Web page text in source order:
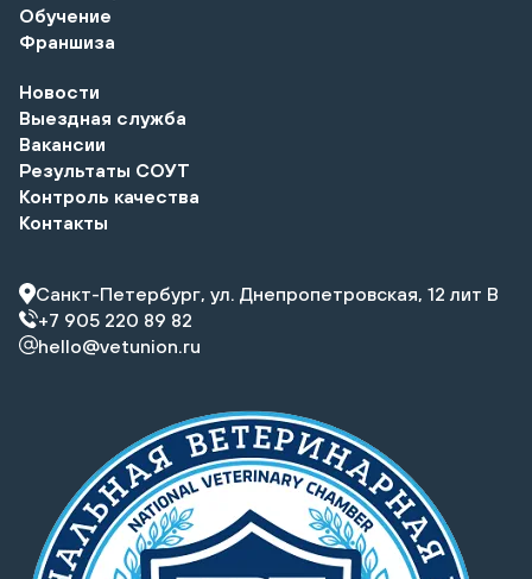
Обучение
Франшиза
Новости
Выездная служба
Вакансии
Результаты СОУТ
Контроль качества
Контакты
Санкт-Петербург, ул. Днепропетровская, 12 лит В
+7 905 220 89 82
hello@vetunion.ru